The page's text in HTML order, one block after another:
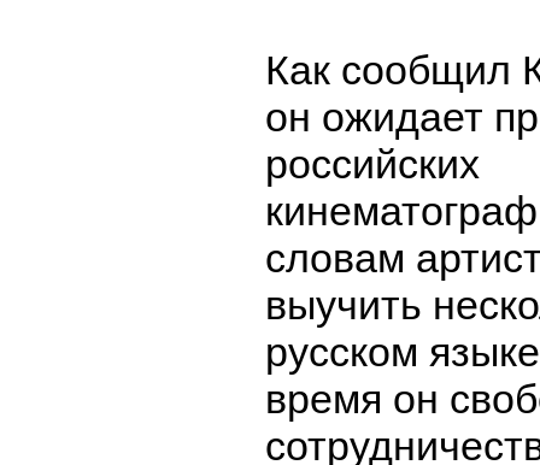
Как сообщил
он ожидает
российских
словам
выучить
русском
время он